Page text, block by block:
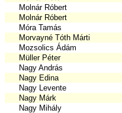
Molnár Róbert
Molnár Róbert
Móra Tamás
Morvayné Tóth Márti
Mozsolics Ádám
Müller Péter
Nagy András
Nagy Edina
Nagy Levente
Nagy Márk
Nagy Mihály